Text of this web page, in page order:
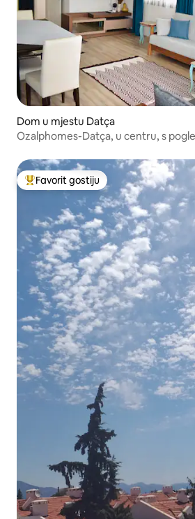
Dom u mjestu Datça
Ozalphomes-Datça, u centru, s
Glavni favorit gostiju
Favorit gostiju